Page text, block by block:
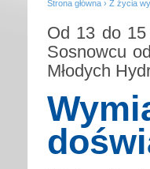
Strona główna › Z życia
Od 13 do
Sosnowcu
Młodych